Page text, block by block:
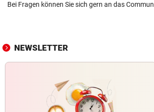
Bei Fragen können Sie sich gern an das
NEWSLETTER